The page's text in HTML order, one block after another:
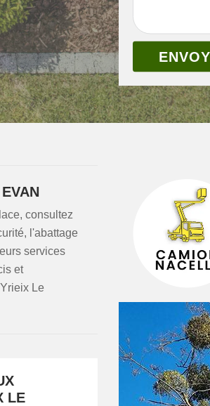
consultez
l'abattage
services
et
Le
LE